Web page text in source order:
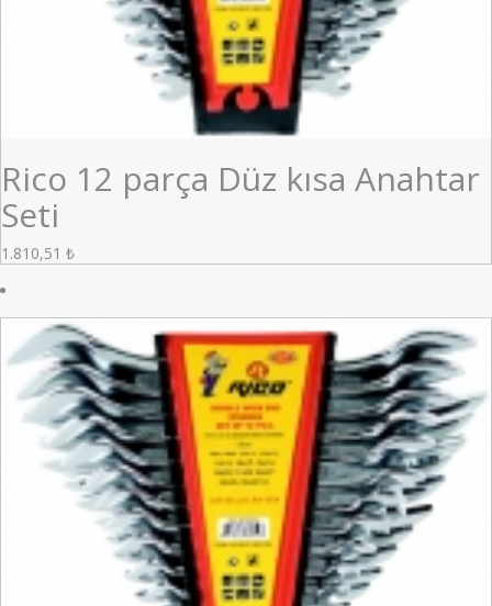
Rico 12 parça Düz kısa Anahtar
Seti
1.810,51 ₺